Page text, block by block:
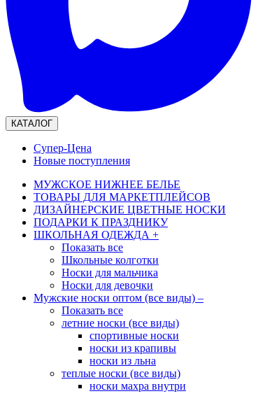
КАТАЛОГ
Супер-Цена
Новые поступления
МУЖСКОЕ НИЖНЕЕ БЕЛЬЕ
ТОВАРЫ ДЛЯ МАРКЕТПЛЕЙСОВ
ДИЗАЙНЕРСКИЕ ЦВЕТНЫЕ НОСКИ
ПОДАРКИ К ПРАЗДНИКУ
ШКОЛЬНАЯ ОДЕЖДА +
Показать все
Школьные колготки
Носки для мальчика
Носки для девочки
Мужские носки оптом (все виды) –
Показать все
летние носки (все виды)
спортивные носки
носки из крапивы
носки из льна
теплые носки (все виды)
носки махра внутри